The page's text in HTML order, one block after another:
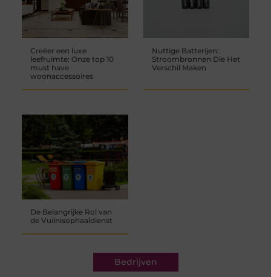
Creëer een luxe
leefruimte: Onze top 10
must have
woonaccessoires
Nuttige Batterijen:
Stroombronnen Die Het
Verschil Maken
De Belangrijke Rol van
de Vuilnisophaaldienst
Bedrijven